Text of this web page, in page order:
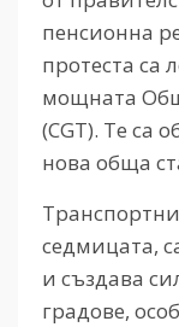
пенсионна
протеста са
мощната
(CGT). Те са
нова обща
седмицата,
и създава
градове,